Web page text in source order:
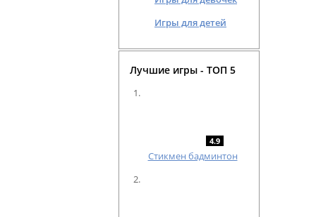
Игры для детей
Лучшие игры - ТОП 5
4.9
Cтикмен бадминтон